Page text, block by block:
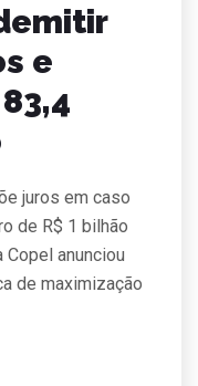
e
juros em caso
de R$ 1 bilhão
anunciou
de maximização